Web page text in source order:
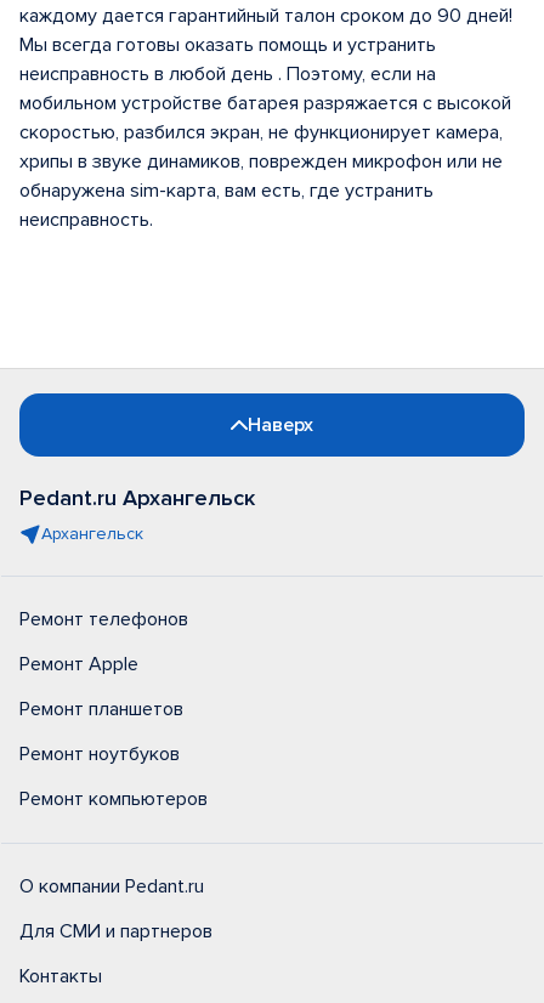
каждому дается гарантийный талон сроком до 90 дней!
Мы всегда готовы оказать помощь и устранить
неисправность в любой день . Поэтому, если на
мобильном устройстве батарея разряжается с высокой
скоростью, разбился экран, не функционирует камера,
хрипы в звуке динамиков, поврежден микрофон или не
обнаружена sim-карта, вам есть, где устранить
неисправность.
Наверх
Pedant.ru Архангельск
Архангельск
Ремонт телефонов
Ремонт Apple
Ремонт планшетов
Ремонт ноутбуков
Ремонт компьютеров
О компании Pedant.ru
Для СМИ и партнеров
Контакты